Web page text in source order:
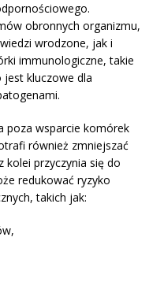
obronnych organizmu,
wrodzone, jak i
immunologiczne, takie
kluczowe dla
poza wsparcie komórek
również zmniejszać
kolei przyczynia się do
redukować ryzyko
takich jak: